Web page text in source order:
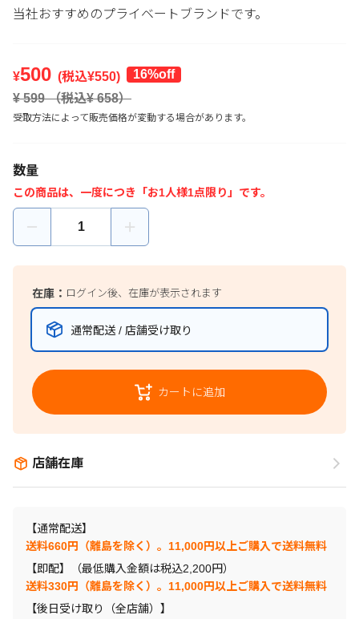
当社おすすめのプライベートブランドです。
¥500 (税込¥550)
16%off
¥ 599（税込¥658）
受取方法によって販売価格が変動する場合があります。
数量
この商品は、一度につき「お1人様1点限り」です。
在庫： ログイン後、在庫が表示されます
通常配送 / 店舗受け取り
カートに追加
店舗在庫
【通常配送】
送料660円（離島を除く）。11,000円以上ご購入で送料無料
【即配】（最低購入金額は税込2,200円）
送料330円（離島を除く）。11,000円以上ご購入で送料無料
【後日受け取り（全店舗）】